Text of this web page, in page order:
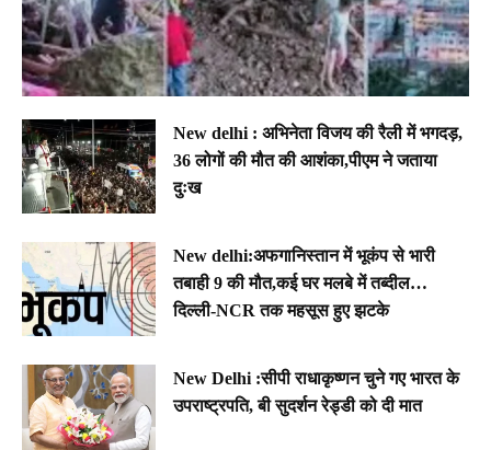
New delhi : अभिनेता विजय की रैली में भगदड़,
36 लोगों की मौत की आशंका,पीएम ने जताया
दुःख
New delhi:अफगानिस्तान में भूकंप से भारी
तबाही 9 की मौत,कई घर मलबे में तब्दील…
दिल्ली-NCR तक महसूस हुए झटके
New Delhi :सीपी राधाकृष्णन चुने गए भारत के
उपराष्ट्रपति, बी सुदर्शन रेड्डी को दी मात